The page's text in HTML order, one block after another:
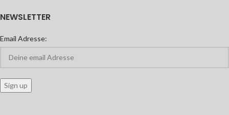
NEWSLETTER
Email Adresse: